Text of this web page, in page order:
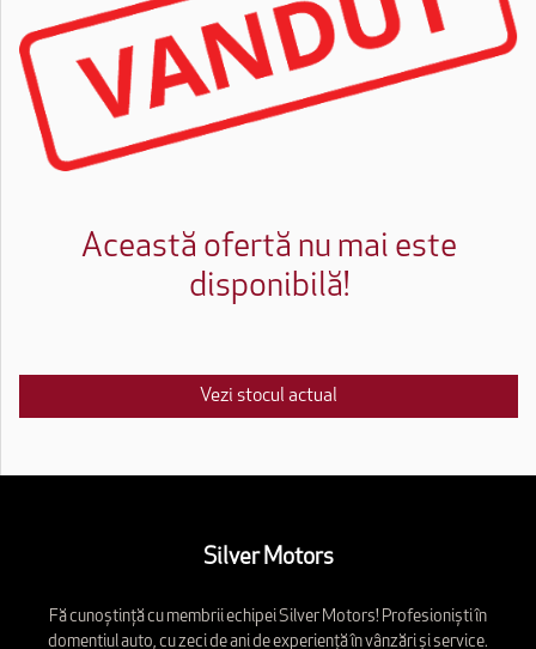
Această ofertă nu mai este
disponibilă!
Vezi stocul actual
Silver Motors
Fă cunoștință cu membrii echipei Silver Motors! Profesioniști în
domentiul auto, cu zeci de ani de experiență în vânzări și service.